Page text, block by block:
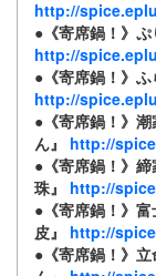
http://
●《寄席鍋！》
http://
●《寄席鍋！》ふ
http://
●《寄席鍋！》
ん』 http://
●《寄席鍋！》
珠』 http://
●《寄席鍋！》
皮』 http://
●《寄席鍋！》